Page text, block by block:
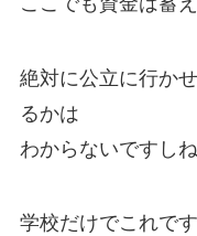
絶対に公立に行か
るかは
わからないですしね
学校だけでこれです